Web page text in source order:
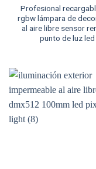
Profesional
rgbw lámpara de
al aire libre sensor
punto de luz led